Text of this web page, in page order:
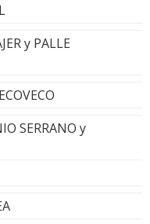
y PALLE
SERRANO y